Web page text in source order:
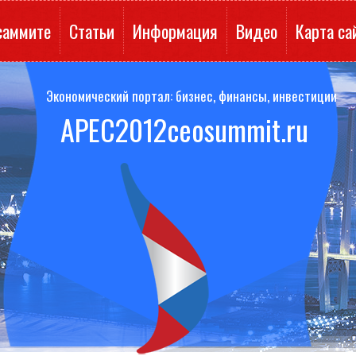
Статьи Информация Видео Карта
APEC2012ceosummit.ru
Экономический портал: бизнес, финансы, инвестиции